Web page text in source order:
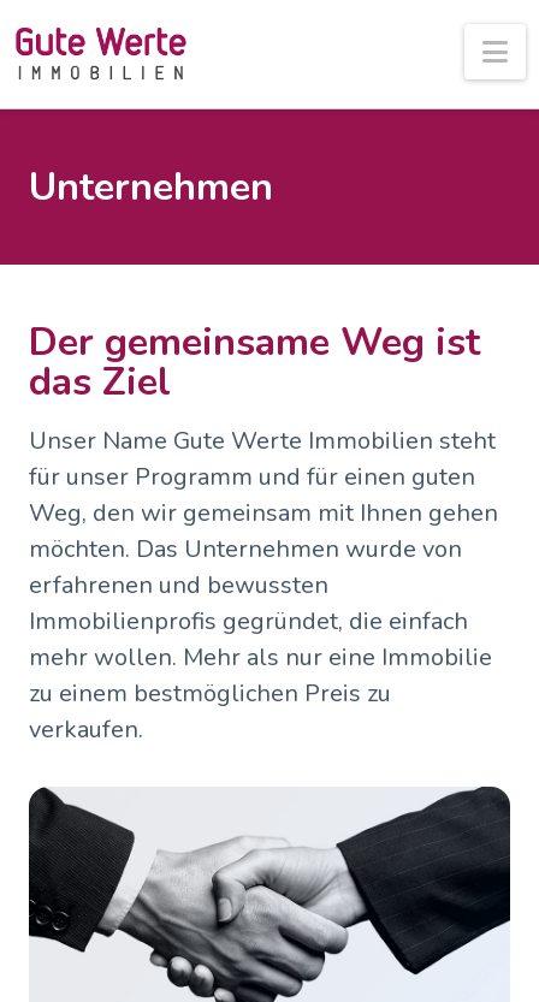
Unternehmen
Der gemeinsame Weg ist
das Ziel
Unser Name Gute Werte Immobilien steht
für unser Programm und für einen guten
Weg, den wir gemeinsam mit Ihnen gehen
möchten. Das Unternehmen wurde von
erfahrenen und bewussten
Immobilienprofis gegründet, die einfach
mehr wollen. Mehr als nur eine Immobilie
zu einem bestmöglichen Preis zu
verkaufen.